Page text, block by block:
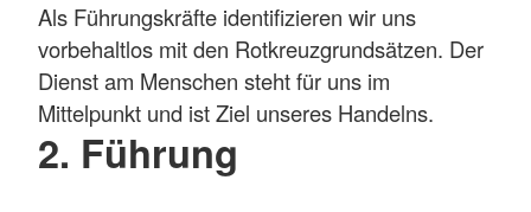
Als Führungskräfte identifizieren wir uns
vorbehaltlos mit den Rotkreuzgrundsätzen. Der
Dienst am Menschen steht für uns im
Mittelpunkt und ist Ziel unseres Handelns.
2. Führung